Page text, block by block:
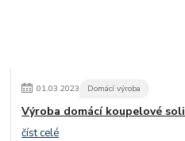
01.03.2023 Domácí výroba
Výroba domácí koupelové soli
číst celé